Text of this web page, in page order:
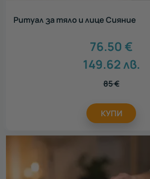
Ритуал за тяло и лице Сияние
76.50 €
149.62лв.
85€
КУПИ